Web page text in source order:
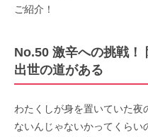
ご紹介！
No.50 激辛への挑戦！
出世の道がある
わたくしが身を置いていた夜
ないんじゃないかってくらい